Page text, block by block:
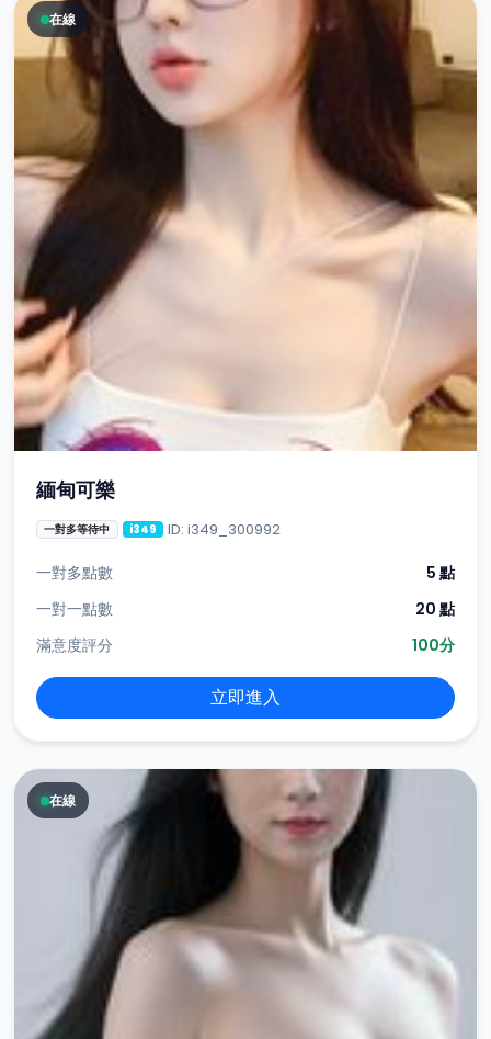
在線
緬甸可樂
一對多等待中 i349 ID: i349_300992
一對多點數
5 點
一對一點數
20 點
滿意度評分
100分
立即進入
在線